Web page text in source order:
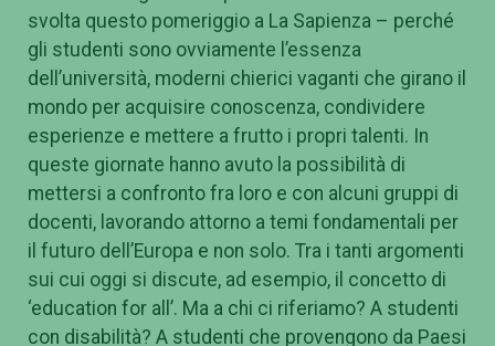
“Occasioni come questa sono molto preziose – ha
commentato il Rettore di “Tor Vergata” Giuseppe
Novelli a margine dell’apertura dei lavori che si è
svolta questo pomeriggio a La Sapienza – perché
gli studenti sono ovviamente l’essenza
dell’università, moderni chierici vaganti che girano il
mondo per acquisire conoscenza, condividere
esperienze e mettere a frutto i propri talenti. In
queste giornate hanno avuto la possibilità di
mettersi a confronto fra loro e con alcuni gruppi di
docenti, lavorando attorno a temi fondamentali per
il futuro dell’Europa e non solo. Tra i tanti argomenti